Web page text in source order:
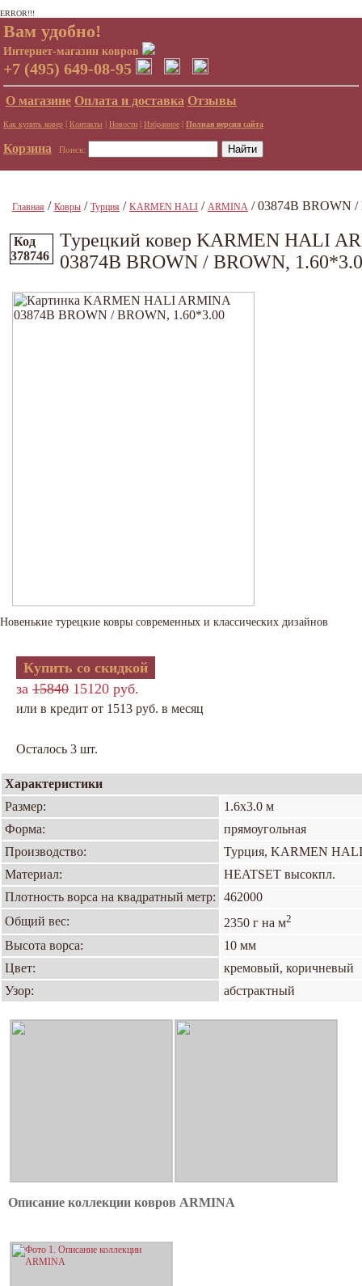
ERROR!!!
Вам удобно!
Интернет-магазин ковров
+7 (495) 649-08-95
О магазине Оплата и доставка Отзывы
Как купить ковер | Контакты | Новости | Избранное | Полная версия сайта
Корзина Поиск:
Главная / Ковры / Турция / KARMEN HALI / ARMINA / 03874B BROWN
Код
378746
Турецкий ковер KARMEN HALI
03874B BROWN / BROWN,
Новенькие турецкие ковры современных и классических дизайнов
Купить со скидкой
за 15840 15120 руб.
или в кредит от 1513 руб. в месяц
Осталось 3 шт.
Характеристики
Размер:
1.6х3.0 м
Форма:
прямоугольная
Производство:
Турция, KARMEN HALI
Материал:
HEATSET высокпл.
Плотность ворса на квадратный метр:
462000
Общий вес:
2350 г на м2
Высота ворса:
10 мм
Цвет:
кремовый, коричневый
Узор:
абстрактный
Описание коллекции ковров ARMINA